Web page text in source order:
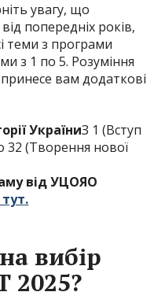
увагу, що
попередніх років,
теми з програми
з 1 по 5. Розуміння
принесе вам додаткові
УкраїниЗ 1 (Вступ
32 (Творення нової
від УЦОЯО
вибір
2025?